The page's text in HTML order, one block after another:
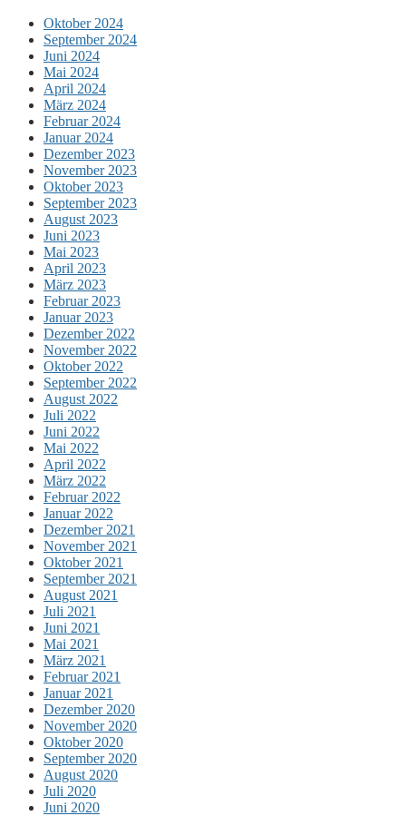
Oktober 2024
September 2024
Juni 2024
Mai 2024
April 2024
März 2024
Februar 2024
Januar 2024
Dezember 2023
November 2023
Oktober 2023
September 2023
August 2023
Juni 2023
Mai 2023
April 2023
März 2023
Februar 2023
Januar 2023
Dezember 2022
November 2022
Oktober 2022
September 2022
August 2022
Juli 2022
Juni 2022
Mai 2022
April 2022
März 2022
Februar 2022
Januar 2022
Dezember 2021
November 2021
Oktober 2021
September 2021
August 2021
Juli 2021
Juni 2021
Mai 2021
März 2021
Februar 2021
Januar 2021
Dezember 2020
November 2020
Oktober 2020
September 2020
August 2020
Juli 2020
Juni 2020